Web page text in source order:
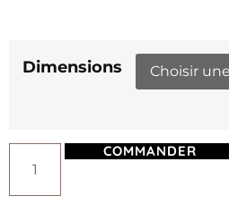
Dimensions
COMMANDER